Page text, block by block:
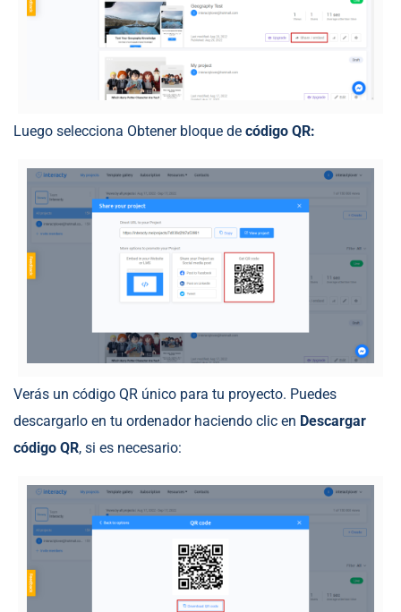
Luego selecciona Obtener bloque de código QR:
Verás un código QR único para tu proyecto. Puedes
descargarlo en tu ordenador haciendo clic en Descargar
código QR, si es necesario: